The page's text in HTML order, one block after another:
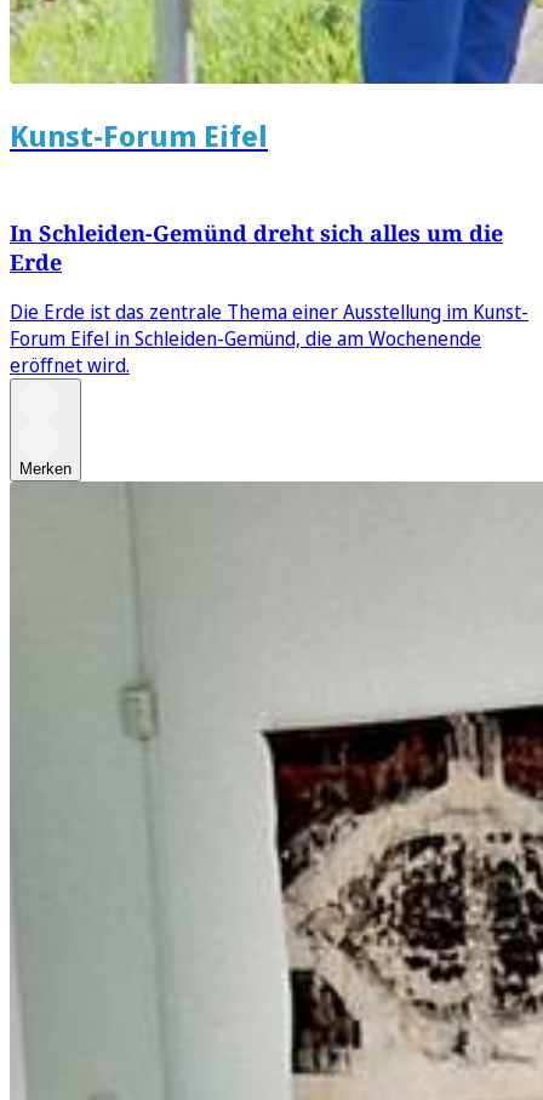
Kunst-Forum Eifel
In Schleiden-Gemünd dreht sich alles um die
Erde
Die Erde ist das zentrale Thema einer Ausstellung im Kunst-
Forum Eifel in Schleiden-Gemünd, die am Wochenende
eröffnet wird.
Merken